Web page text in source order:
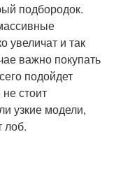
подбородок.
увеличат и так
важно покупать
подойдет
стоит
узкие модели,
лоб.